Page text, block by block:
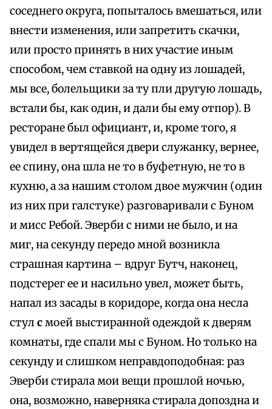
соседнего окрyгa, попыталось вмешаться, или
внести изменения, или запретить скачки,
или просто принять в них участие иным
способом, чем ставкой на одну из лошадей,
мы все, болельщики за ту пли другую лошадь,
встали бы, как один, и дали бы ему отпор). В
ресторане был официант, и, кроме того, я
увидел в вертящейся двери служанку, вернее,
ее спину, она шла не то в буфетную, не то в
кухню, а за нашим столом двое мужчин (один
из них при галстуке) разговаривали с Буном
и мисс Ребой. Эверби с ними не было, и на
миг, на секунду передо мной возникла
страшная картина – вдруг Бутч, наконец,
подстерег ее и насильно увел, может быть,
напал из засады в коридоре, когда она несла
стул смоей выстиранной одеждой к дверям
комнаты, где спали мы с Буном. Но только на
секунду и слишком неправдоподобная: раз
Эверби стирала мои вещи прошлой ночью,
она, возможно, наверняка стирала допоздна и